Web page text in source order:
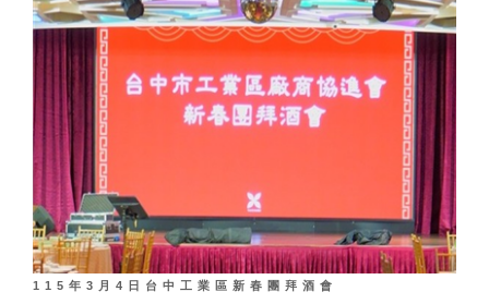
115年3月4日台中工業區新春團拜酒會